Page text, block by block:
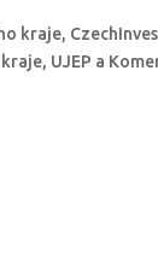
kraje,
UJEP a